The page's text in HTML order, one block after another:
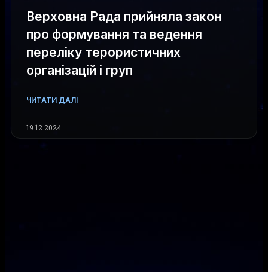
Верховна Рада прийняла закон
про формування та ведення
переліку терористичних
організацій і груп
ЧИТАТИ ДАЛІ
19.12.2024